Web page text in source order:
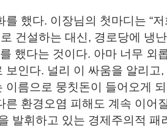
했다. 이장님의 첫마디는 “저
건설하는 대신, 경로당에 냉
했다는 것이다. 아마 너무 외
인다. 널리 이 싸움을 알리고,
름으로 뭉칫돈이 들어오게
환경오염 피해도 계속 이어
발휘하고 있는 경제주의적 패